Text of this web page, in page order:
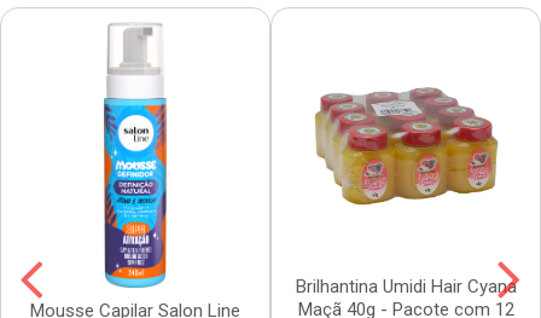
Mousse Capilar Salon Line
Brilhantina Umidi Hair Cyana
Maçã 40g - Pacote com 12